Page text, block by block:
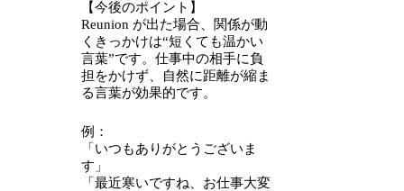
【今後のポイント】
Reunion が出た場合、関係が動
くきっかけは“短くても温かい
言葉”です。仕事中の相手に負
担をかけず、自然に距離が縮ま
る言葉が効果的です。
例：
「いつもありがとうございま
す」
「最近寒いですね、お仕事大変